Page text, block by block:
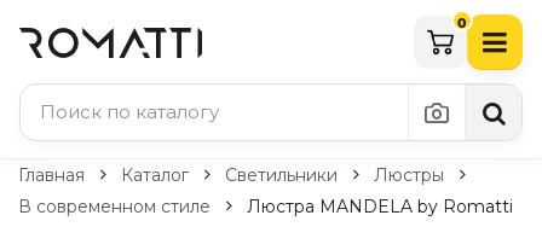
0
Каталог Romatti
Свет и освещение
Главная Каталог Светильники
Люстры
В современном стиле
Люстра MANDELA by Romatti